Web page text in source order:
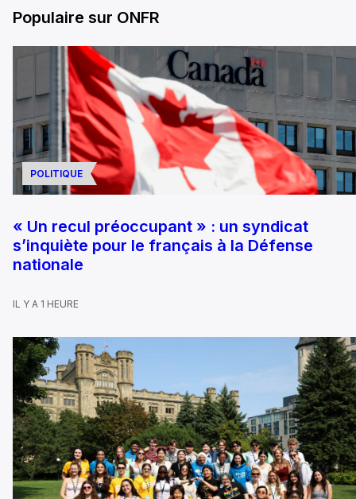
Populaire sur ONFR
POLITIQUE
« Un recul préoccupant » : un syndicat
s’inquiète pour le français à la Défense
nationale
IL Y A 1 HEURE